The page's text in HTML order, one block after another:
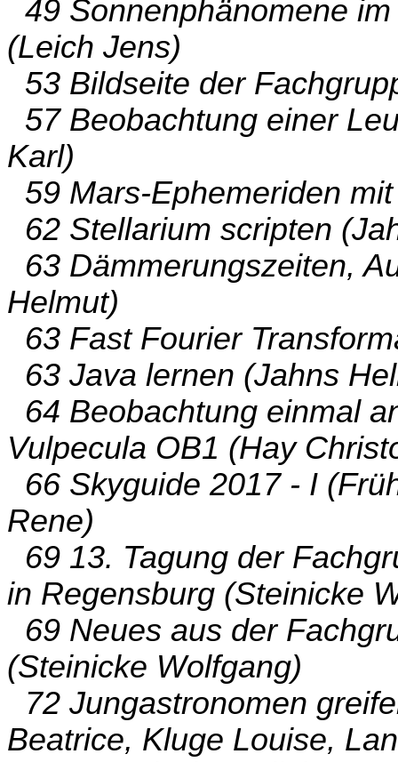
49 Sonnenphänomene
(Leich Jens)
53 Bildseite der
57 Beobachtung einer
Karl)
59 Mars-Ephemeriden
62 Stellarium scripten
63 Dämmerungszeiten,
Helmut)
63 Fast Fourier
63 Java lernen (Jahns
64 Beobachtung einmal
Vulpecula OB1 (Hay
66 Skyguide 2017 - I
Rene)
69 13. Tagung der
in Regensburg (Steinicke
69 Neues aus der
(Steinicke Wolfgang)
72 Jungastronomen
Beatrice, Kluge Louise,